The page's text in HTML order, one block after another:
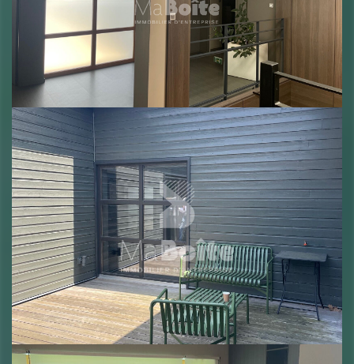
Ce bâtiment entièrement rénové en 2022 développe une surface de 935 m²
sur une parcelle de 3655 m² de terrain.
Ce bâtiment R+1 se compose au RDC :
Accueil et d'espaces bureaux sur 270 m² et 480 m² d'activité et stockage
hauteur entre 6 et 7m .
L'espace stockage est équipé d'une chambre froide, et de rack.
Au 1er niveau 185 m² de bureaux + 48 m² de terrasses.
La surface de la parcelle permet d'avoir un espace de parking correct ainsi
que de pouvoir
disposer d'une petite réserve foncière autour du bâtiment pouvant permettre
un
agrandissement.
Le bâtiment de très bonne facture est en parfait état.
Construction béton, ossature bois et toiture souple.
Les prestations que l'on retrouvent correspondent à un esprit moderne,
fonctionnel et
confortable. (Cloisons vitrées, climatisation, BSO, prise RJ 45)
Le bâtiment HQE.
Prestation en climatisation réversible sur les espaces accueil et tertiaire et
aérothermes